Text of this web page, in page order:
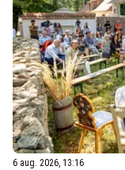
6 aug. 2026, 13:16